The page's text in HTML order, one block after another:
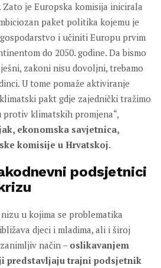
je Europska komisija inicirala
paket politika kojemu je
i učiniti Europu prvim
do 2050. godine. Da bismo
zakoni nisu dovoljni, trebamo
U tome pomaže aktiviranje
pakt gdje zajednički tražimo
protiv klimatskih promjena“,
ekonomska savjetnica,
komisije u Hrvatskoj.
podsjetnici
u kojima se problematika
djeci i mladima, ali i široj
način – oslikavanjem
predstavljaju trajni podsjetnik